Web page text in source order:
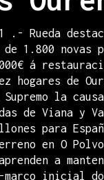
1 .- Rueda
de 1.800 novas
á
hogares de
la
de Viana y
para
en O
a
marco inicial